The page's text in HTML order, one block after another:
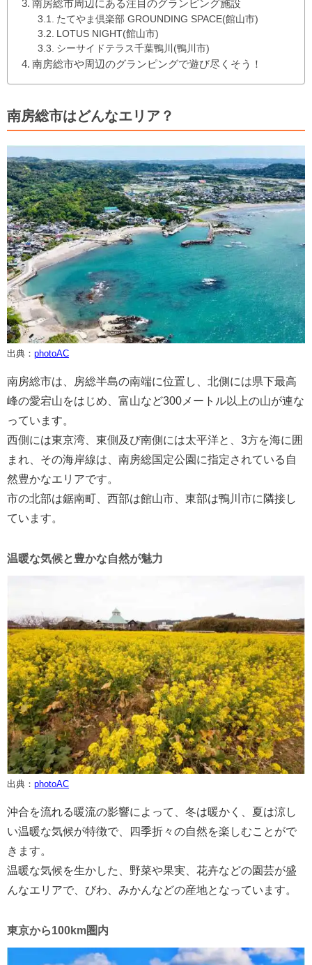
南房総市周辺にある注目のグランピング施設
たてやま倶楽部 GROUNDING SPACE(館山市)
LOTUS NIGHT(館山市)
シーサイドテラス千葉鴨川(鴨川市)
南房総市や周辺のグランピングで遊び尽くそう！
南房総市はどんなエリア？
出典： photoAC
南房総市は、房総半島の南端に位置し、北側には県下最高
峰の愛宕山をはじめ、富山など300メートル以上の山が連な
っています。
西側には東京湾、東側及び南側には太平洋と、3方を海に囲
まれ、その海岸線は、南房総国定公園に指定されている自
然豊かなエリアです。
市の北部は鋸南町、西部は館山市、東部は鴨川市に隣接し
ています。
温暖な気候と豊かな自然が魅力
出典： photoAC
沖合を流れる暖流の影響によって、冬は暖かく、夏は涼し
い温暖な気候が特徴で、四季折々の自然を楽しむことがで
きます。
温暖な気候を生かした、野菜や果実、花卉などの園芸が盛
んなエリアで、びわ、みかんなどの産地となっています。
東京から100km圏内